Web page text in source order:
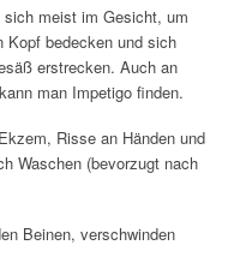
meist im Gesicht, um
Kopf bedecken und sich
erstrecken. Auch an
man Impetigo finden.
Risse an Händen und
Waschen (bevorzugt nach
Beinen, verschwinden